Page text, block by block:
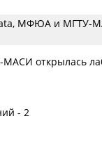
МФЮА и МГТУ-
открылась
- 2